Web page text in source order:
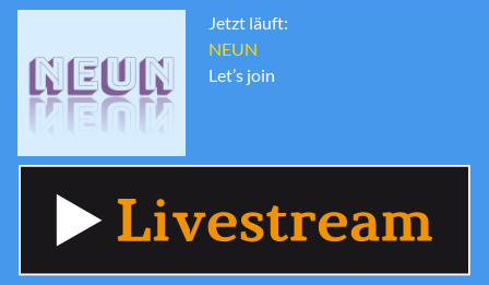
Jetzt läuft:
NEUN
Let’s join